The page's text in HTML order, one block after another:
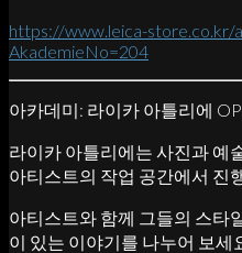
https://www.leica-store.co.kr/
AkademieNo=204
아카데미: 라이카 아틀리에
라이카 아틀리에는 사진과 예
아티스트의 작업 공간에서 진
아티스트와 함께 그들의 스타
이 있는 이야기를 나누어 보세